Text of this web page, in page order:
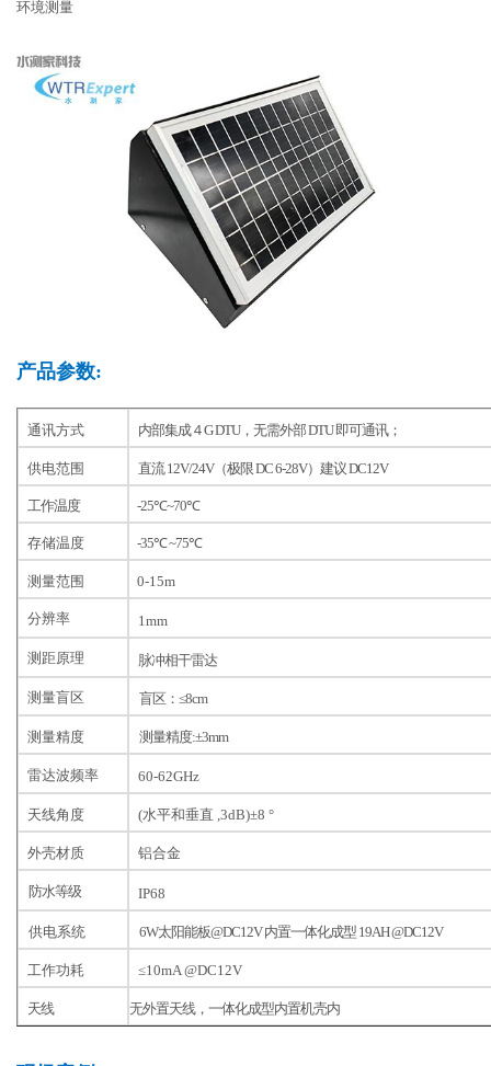
环境测量
产品参数:
通讯方式 内部集成４G DTU，无需外部 DTU 即可通讯；
供电范围 直流 12V/24V（极限 DC 6-28V）建议 DC12V
工作温度 -25℃~70℃
存储温度 -35℃ ~75℃
测量范围 0-15m
分辨率 1mm
测距原理 脉冲相干雷达
测量盲区 盲区：≤8cm
测量精度 测量精度:±3mm
雷达波频率 60-62GHz
天线角度 (水平和垂直 ,3dB)±8 °
外壳材质 铝合金
防水等级 IP68
供电系统 6W太阳能板@DC12V内置一体化成型 19AH @DC12V
工作功耗 ≤10mA @DC12V
天线 无外置天线，一体化成型内置机壳内